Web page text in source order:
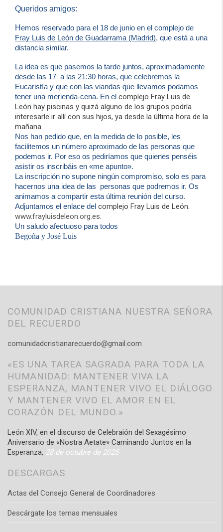
Queridos amigos:
Hemos reservado para el 18 de junio en el complejo de
Fray Luis de León de Guadarrama (Madrid), que está a una
distancia similar.
La idea es que pasemos la tarde juntos, aproximadamente
desde las 17 a las 21:30 horas, que celebremos la
Eucaristía y que con las viandas que llevamos podamos
tener una merienda-cena. En el complejo Fray Luis de
León hay piscinas y quizá alguno de los grupos podría
interesarle ir allí con sus hijos, ya desde la última hora de la
mañana.
Nos han pedido que, en la medida de lo posible, les
facilitemos un número aproximado de las personas que
podemos ir. Por eso os pediríamos que quienes penséis
asistir os inscribáis en «me apunto».
La inscripción no supone ningún compromiso, solo es para
hacernos una idea de las personas que podremos ir. Os
animamos a compartir esta última reunión del curso.
Adjuntamos el enlace del complejo Fray Luis de León.
www.frayluisdeleon.org.es.
Un saludo afectuoso para todos
Begoña y José Luis
COMUNIDAD CRISTIANA NUESTRA SEÑORA
DEL RECUERDO
comunidadcristianarecuerdo@gmail.com
«ES UNA TAREA SAGRADA PARA TODA LA
HUMANIDAD: MANTENER VIVA LA
ESPERANZA, MANTENER VIVO EL DIÁLOGO
Y MANTENER VIVO EL AMOR EN EL
CORAZÓN DEL MUNDO.»
León XIV, en el discurso de Celebraión del Sexagésimo
Aniversario de «Nostra Aetate» Caminando Juntos en la
Esperanza, 28 de octubre de 2025
DESCARGAS
Actas del Consejo General de Coordinadores
Descárgate los temas mensuales